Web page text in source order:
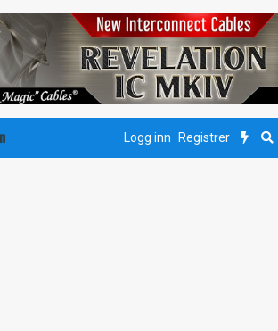
Logg inn Registrer